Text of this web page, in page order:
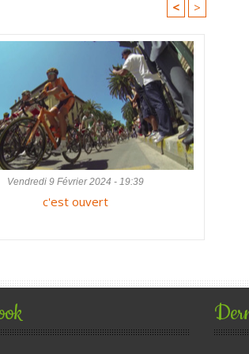
< >
Vendredi 9 Février 2024 - 19:39
c'est ouvert